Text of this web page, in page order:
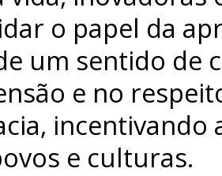
o papel da
um sentido de
e no
incentivando
e culturas.